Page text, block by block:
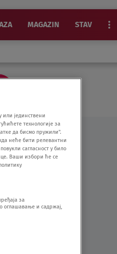
MAGAZIN STAV
или јединствени
технологије за
да бисмо пружили".
неће бити релевантни
сагласност у било
Ваши избори ће се
за
оглашавање и садржај,